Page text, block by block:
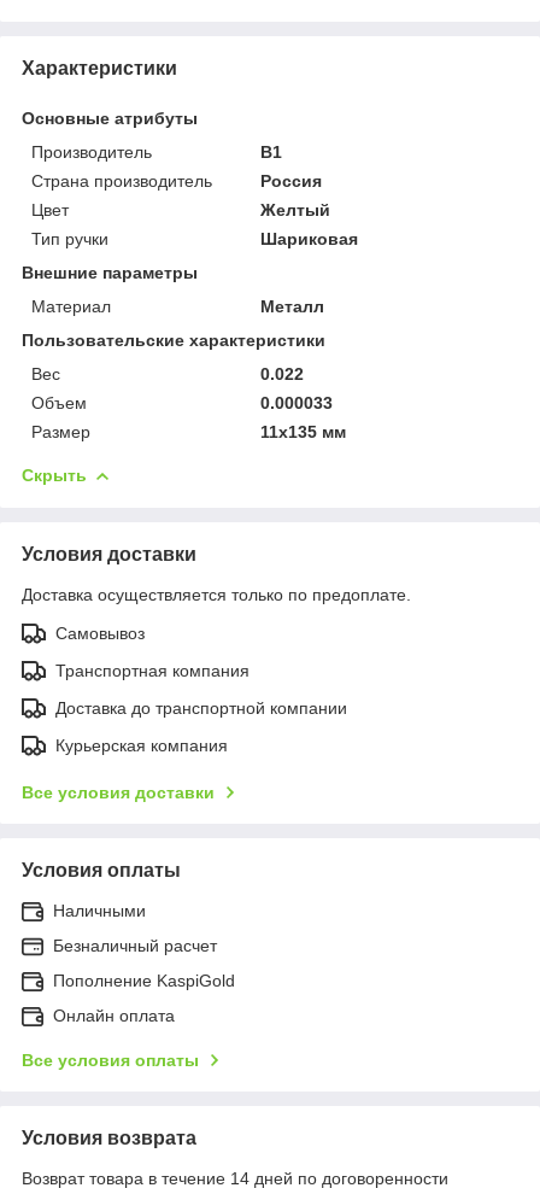
Характеристики
Основные атрибуты
Производитель
B1
Страна производитель
Россия
Цвет
Желтый
Тип ручки
Шариковая
Внешние параметры
Материал
Металл
Пользовательские характеристики
Вес
0.022
Объем
0.000033
Размер
11х135 мм
Скрыть
Условия доставки
Доставка осуществляется только по предоплате.
Самовывоз
Транспортная компания
Доставка до транспортной компании
Курьерская компания
Все условия доставки
Условия оплаты
Наличными
Безналичный расчет
Пополнение KaspiGold
Онлайн оплата
Все условия оплаты
Условия возврата
Возврат товара в течение 14 дней по договоренности